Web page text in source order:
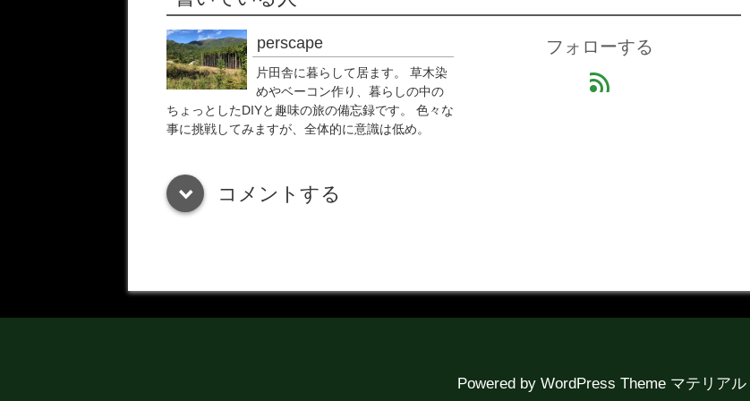
perscape
片田舎に暮らして居ます。 草木染
めやベーコン作り、暮らしの中の
ちょっとしたDIYと趣味の旅の備忘録です。 色々な
事に挑戦してみますが、全体的に意識は低め。
フォローする
feed
down コメントする
Powered by WordPress Theme マテリアル